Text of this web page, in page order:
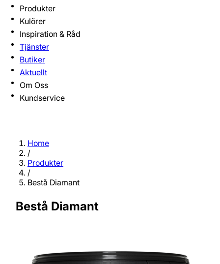
Produkter
Kulörer
Inspiration & Råd
Tjänster
Butiker
Aktuellt
Om Oss
Kundservice
Home
/
Produkter
/
Bestå Diamant
Bestå Diamant